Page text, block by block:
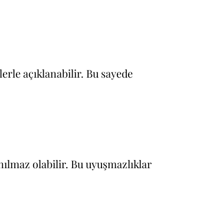
açıklanabilir. Bu sayede
olabilir. Bu uyuşmazlıklar